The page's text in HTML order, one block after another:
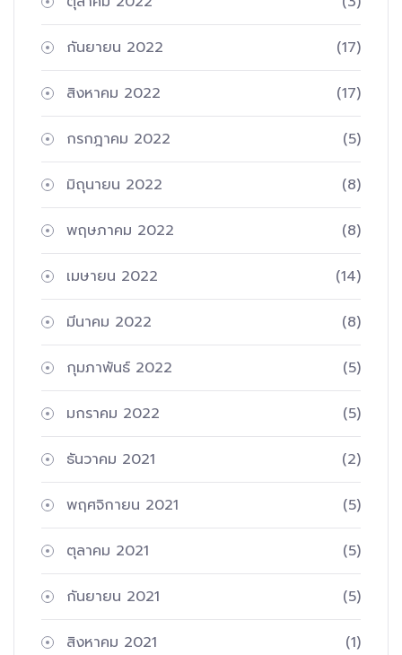
กันยายน 2022 (17)
สิงหาคม 2022 (17)
กรกฎาคม 2022 (5)
มิถุนายน 2022 (8)
พฤษภาคม 2022 (8)
เมษายน 2022 (14)
มีนาคม 2022 (8)
กุมภาพันธ์ 2022 (5)
มกราคม 2022 (5)
ธันวาคม 2021 (2)
พฤศจิกายน 2021 (5)
ตุลาคม 2021 (5)
กันยายน 2021 (5)
สิงหาคม 2021 (1)